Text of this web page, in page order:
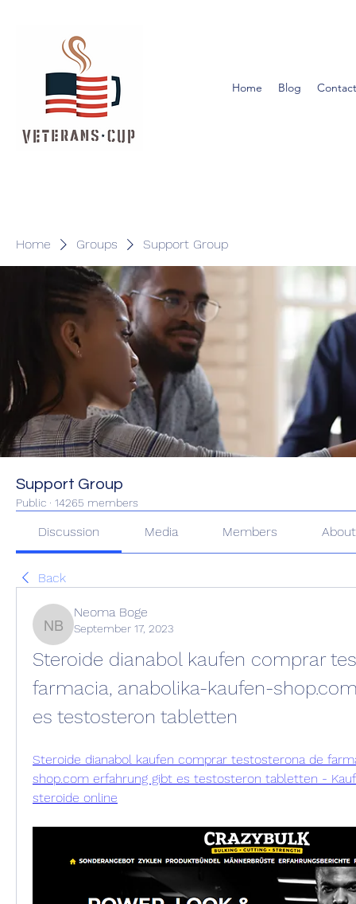
Home Blog
Home Groups Support Group
Support Group
Public · 14265 members
Discussion Media Members About
Back
Neoma Boge
Neoma Boge
September 17, 2023
Steroide dianabol kaufen comprar
farmacia, anabolika-kaufen-
es testosteron tabletten
Steroide dianabol kaufen comprar testosterona de
shop.com erfahrung gibt es testosteron tabletten -
steroide online